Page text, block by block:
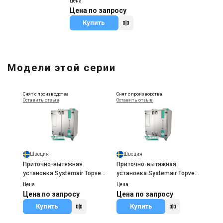
Датчик для вентиляции
Systemair SQA
Цена
Цена по запросу
Купить
Модели этой серии
Снят с производства
Оставить отзыв
Швеция
Приточно-вытяжная
установка Systemair Topvex
TR03 EL
Цена
Цена по запросу
Купить
Снят с производства
Оставить отзыв
Швеция
Приточно-вытяжная
установка Systemair Topvex
TR03EL-L-CAV
Цена
Цена по запросу
Купить